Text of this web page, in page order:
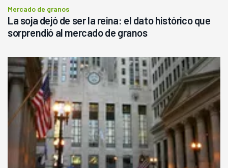
Mercado de granos
La soja dejó de ser la reina: el dato histórico que
sorprendió al mercado de granos